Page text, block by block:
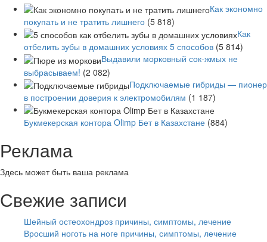
Как экономно
покупать и не тратить лишнего (5 818)
Как
отбелить зубы в домашних условиях 5 способов (5 814)
Выдавили морковный сок-жмых не
выбрасываем! (2 082)
Подключаемые гибриды — пионер
в построении доверия к электромобилям (1 187)
Букмекерская контора Olimp Бет в Казахстане (884)
Реклама
Здесь может быть ваша реклама
Свежие записи
Шейный остеохондроз причины, симптомы, лечение
Вросший ноготь на ноге причины, симптомы, лечение